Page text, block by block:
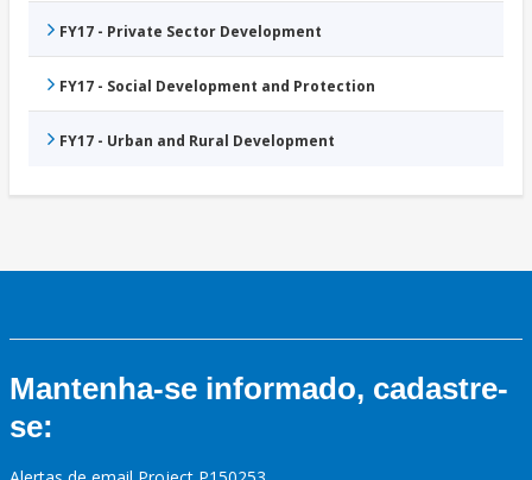
FY17 - Private Sector Development
FY17 - Social Development and Protection
FY17 - Urban and Rural Development
Mantenha-se informado, cadastre-
se: